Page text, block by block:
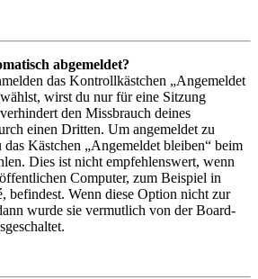
abgemeldet?
das Kontrollkästchen „Angemeldet
wirst du nur für eine Sitzung
den Missbrauch deines
einen Dritten. Um angemeldet zu
das Kästchen „Angemeldet bleiben“ beim
Dies ist nicht empfehlenswert, wenn
Computer, zum Beispiel in
befindest. Wenn diese Option nicht zur
wurde sie vermutlich von der Board-